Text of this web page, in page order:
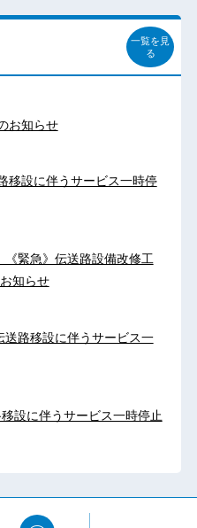
一覧を見
る
お知らせ
移設に伴うサービス一時停
緊急》伝送路設備改修工
知らせ
路移設に伴うサービス一
設に伴うサービス一時停止